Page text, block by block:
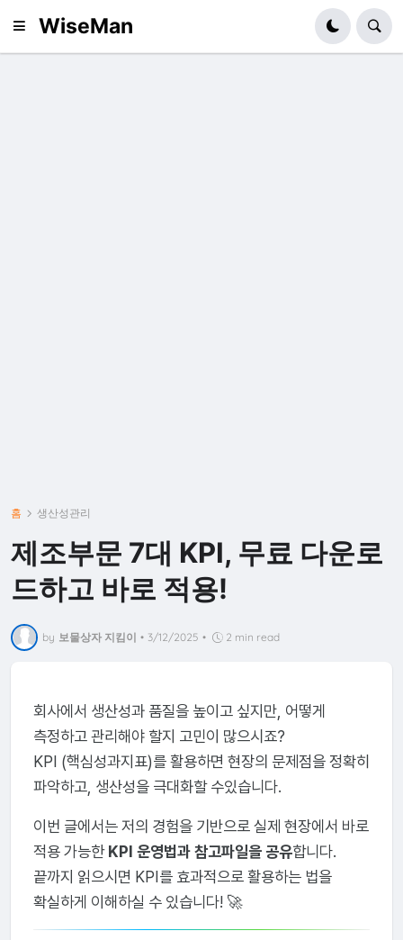
WiseMan
홈 생산성관리
제조부문 7대 KPI, 무료 다운로
드하고 바로 적용!
by 보물상자 지킴이 • 3/12/2025 • 2 min read
회사에서 생산성과 품질을 높이고 싶지만, 어떻게
측정하고 관리해야 할지 고민이 많으시죠?
KPI (핵심성과지표)를 활용하면 현장의 문제점을 정확히
파악하고, 생산성을 극대화할 수있습니다.
이번 글에서는 저의 경험을 기반으로 실제 현장에서 바로
적용 가능한KPI 운영법과 참고파일을 공유합니다.
끝까지 읽으시면 KPI를 효과적으로 활용하는 법을
확실하게 이해하실 수 있습니다! 🚀